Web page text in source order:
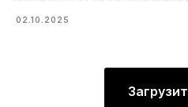
02.10.2025